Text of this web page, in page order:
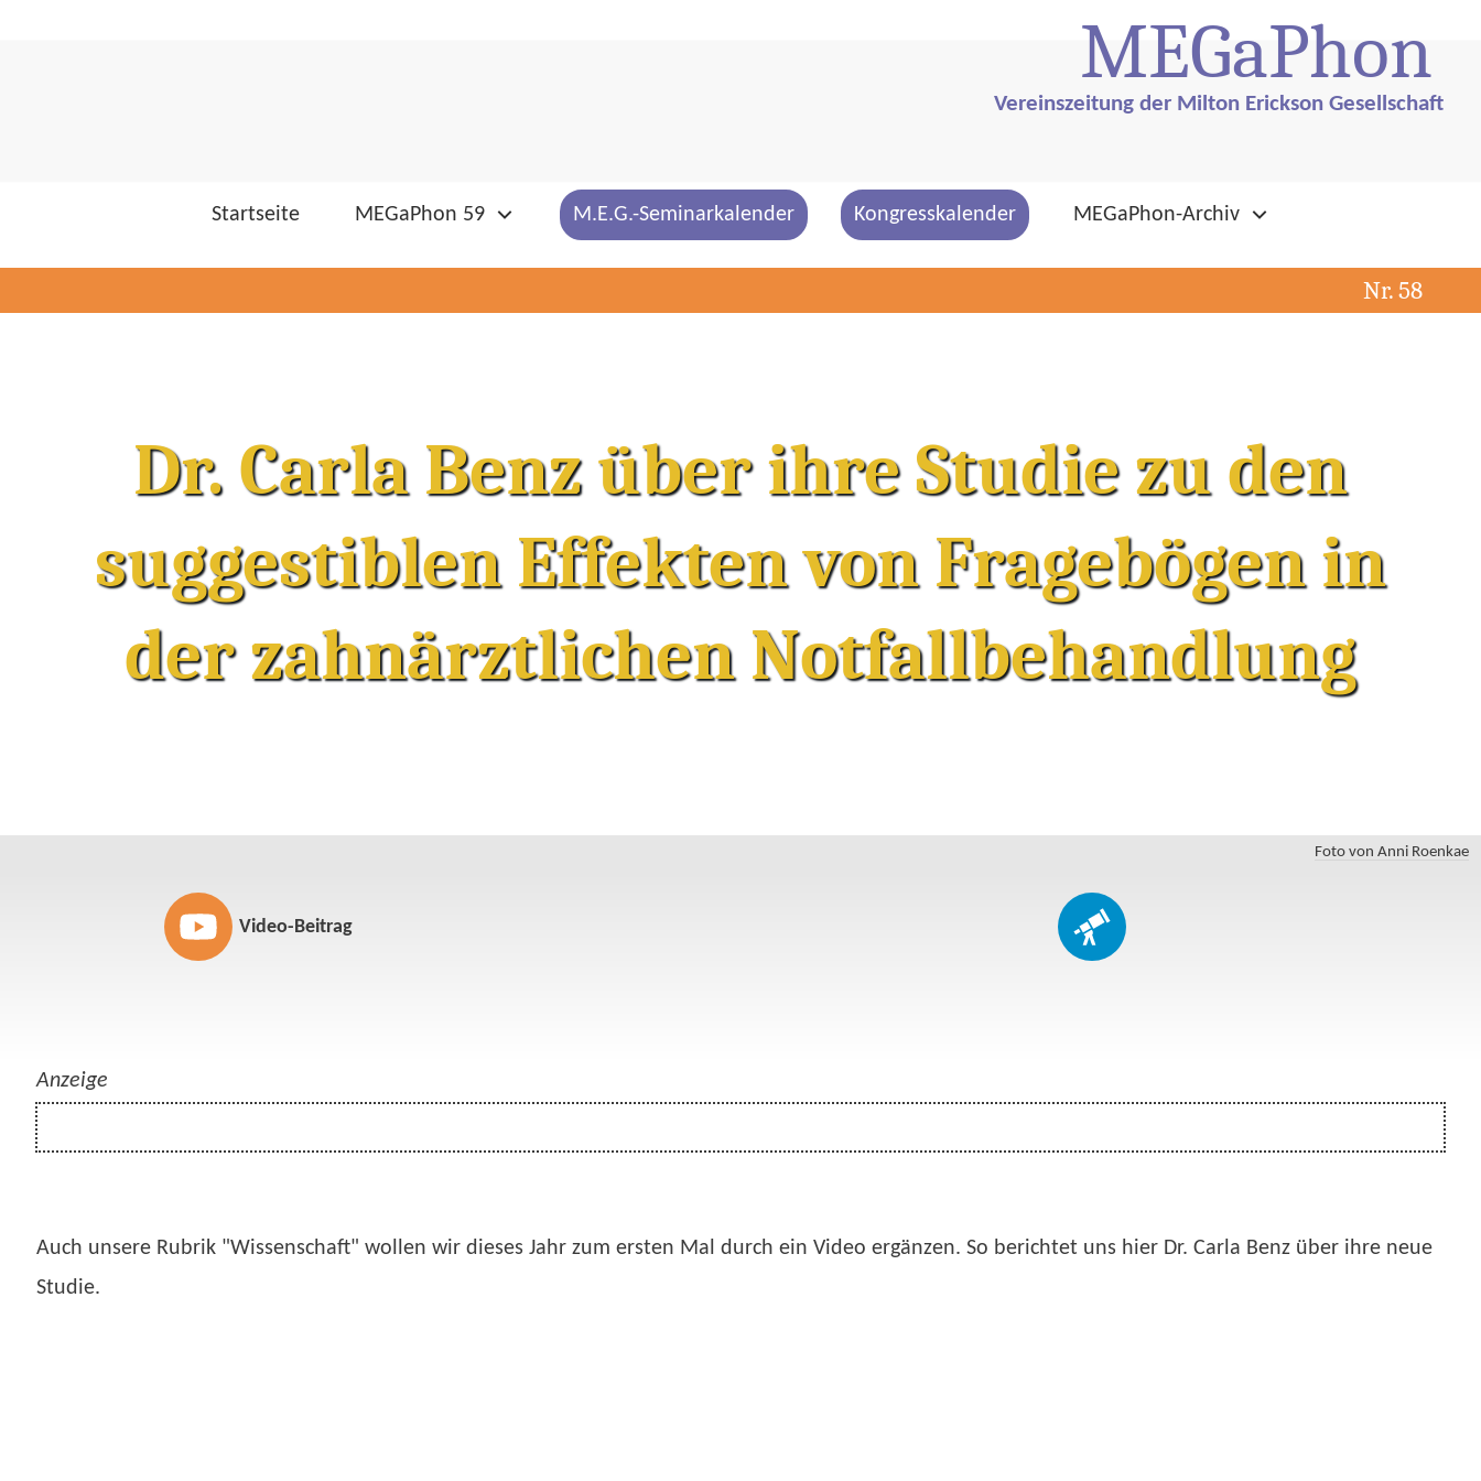
MEGaPhon
Vereinszeitung der Milton Erickson Gesellschaft
Startseite MEGaPhon 59 M.E.G.-Seminarkalender Kongresskalender MEGaPhon-Archiv
Nr. 58
Dr. Carla Benz über ihre Studie zu den
suggestiblen Effekten von Fragebögen in
der zahnärztlichen Notfallbehandlung
Foto von Anni Roenkae
Video-Beitrag
Anzeige
Auch unsere Rubrik "Wissenschaft" wollen wir dieses Jahr zum ersten Mal durch ein Video ergänzen. So berichtet uns hier Dr. Carla Benz über ihre neue
Studie.